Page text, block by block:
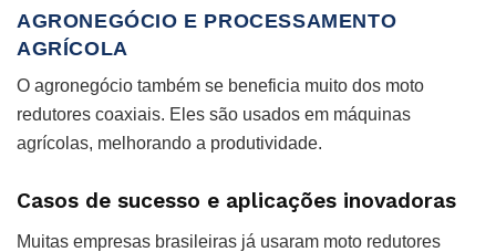
AGRONEGÓCIO E PROCESSAMENTO
AGRÍCOLA
O agronegócio também se beneficia muito dos moto
redutores coaxiais. Eles são usados em máquinas
agrícolas, melhorando a produtividade.
Casos de sucesso e aplicações inovadoras
Muitas empresas brasileiras já usaram moto redutores